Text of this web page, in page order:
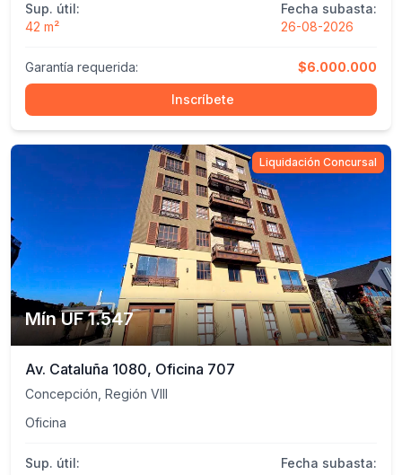
Sup. útil:
42 m²
Fecha subasta:
26-08-2026
Garantía requerida: $6.000.000
Inscríbete
Liquidación Concursal
Mín UF 1.547
Av. Cataluña 1080, Oficina 707
Concepción, Región VIII
Oficina
Sup. útil:
Fecha subasta: